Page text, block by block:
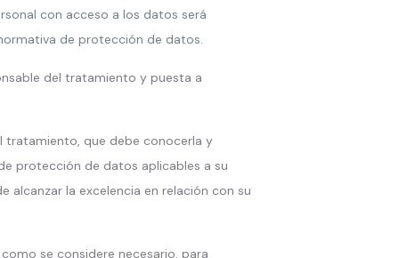
con acceso a los datos será
de protección de datos.
del tratamiento y puesta a
tratamiento, que debe conocerla y
protección de datos aplicables a su
la excelencia en relación con su
se considere necesario, para